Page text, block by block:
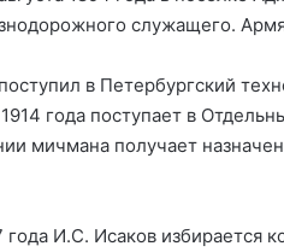
служащего.
в Петербургский
года поступает в
мичмана получает
года И.С. Исаков избирается